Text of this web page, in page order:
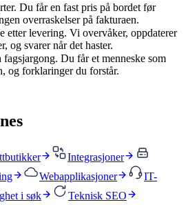
. Du får en fast pris på bordet før
overraskelser på fakturaen.
etter levering. Vi overvåker, oppdaterer
og svarer når det haster.
fagsjargong. Du får et menneske som
og forklaringer du forstår.
Integrasjoner
Webapplikasjoner
IT-
i søk Teknisk SEO